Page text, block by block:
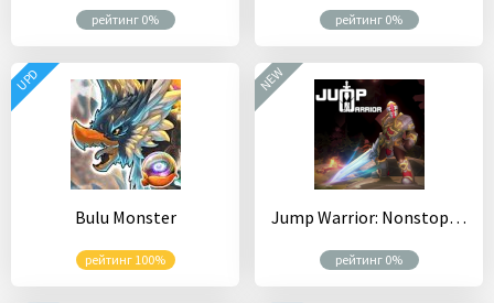
рейтинг 0% рейтинг 0%
Bulu Monster
рейтинг 100%
UPD
Jump Warrior: Nonstop RPG
рейтинг 0%
NEW